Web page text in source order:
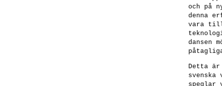
och på
denna
vara
dansen
Detta
speglar